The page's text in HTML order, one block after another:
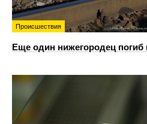
Происшествия
Еще один нижегородец погиб